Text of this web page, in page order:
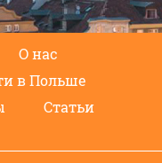
О нас
в Польше
Статьи